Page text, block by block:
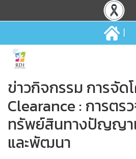
|
ข่าวกิจกรรม การจัด
Clearance : การตร
ทรัพย์สินทางปัญญา
และพัฒนา